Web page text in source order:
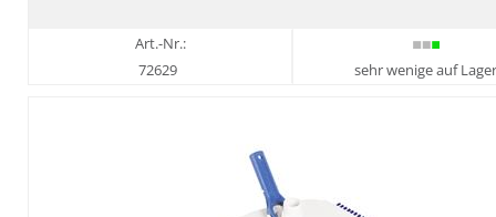
Art.-Nr.:
72629
sehr wenige auf Lager